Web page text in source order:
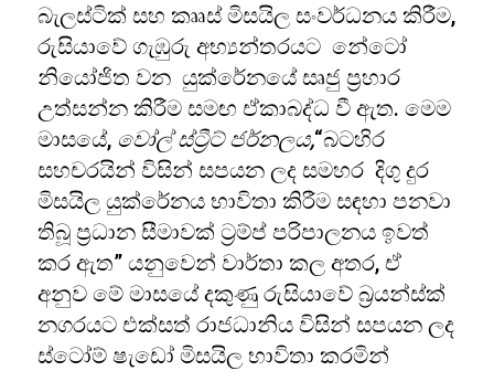
බැලස්ටික් සහ කෲස් මිසයිල සංවර්ධනය කිරීම,
රුසියාවේ ගැඹුරු අභ්‍යන්තරයට නේටෝ
නියෝජිත වන යුක්රේනයේ සෘජු ප්‍රහාර
උත්සන්න කිරීම සමඟ ඒකාබද්ධ වී ඇත. මෙම
මාසයේ, වෝල් ස්ට්‍රීට් ජර්නලය,“බටහිර
සහචරයින් විසින් සපයන ලද සමහර දිගු දුර
මිසයිල යුක්රේනය භාවිතා කිරීම සඳහා පනවා
තිබූ ප්‍රධාන සීමාවක් ට්‍රම්ප් පරිපාලනය ඉවත්
කර ඇත” යනුවෙන් වාර්තා කල අතර, ඒ
අනුව මේ මාසයේ දකුණු රුසියාවේ බ්‍රයන්ස්ක්
නගරයට එක්සත් රාජධානිය විසින් සපයන ලද
ස්ටෝම් ෂැඩෝ මිසයිල භාවිතා කරමින්